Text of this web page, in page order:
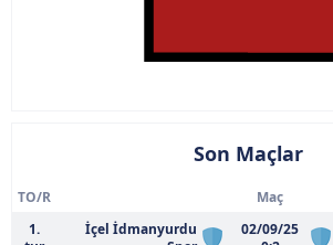
Son Maçlar
TO/R
Maç
1.
İçel İdmanyurdu
02/09/25